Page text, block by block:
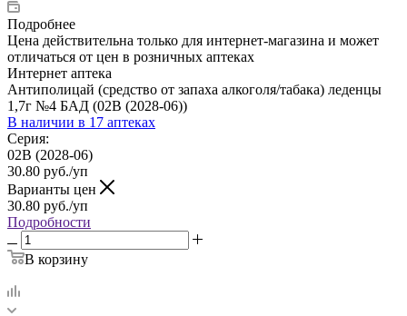
Подробнее
Цена действительна только для интернет-магазина и может
отличаться от цен в розничных аптеках
Интернет аптека
Антиполицай (средство от запаха алкоголя/табака) леденцы
1,7г №4 БАД (02В (2028-06))
В наличии в 17 аптеках
Серия:
02В (2028-06)
30.80 руб./уп
Варианты цен
30.80 руб./уп
Подробности
В корзину